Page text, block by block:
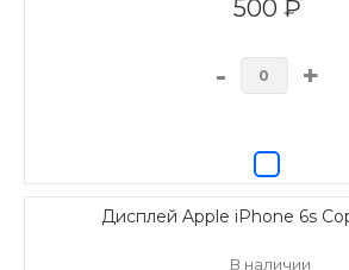
500 ₽
- +
Дисплей Apple iPhone 6s
В наличии